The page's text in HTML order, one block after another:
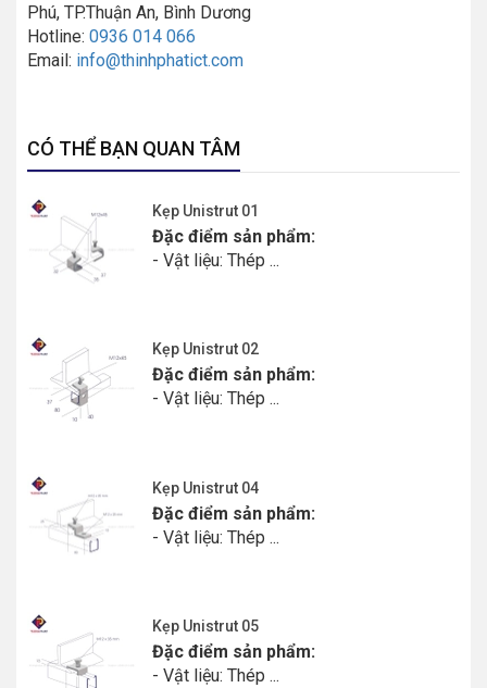
Phú, TP.Thuận An, Bình Dương
Hotline: 0936 014 066
Email: info@thinhphatict.com
CÓ THỂ BẠN QUAN TÂM
Kẹp Unistrut 01
Đặc điểm sản phẩm:
- Vật liệu: Thép ...
Kẹp Unistrut 02
Đặc điểm sản phẩm:
- Vật liệu: Thép ...
Kẹp Unistrut 04
Đặc điểm sản phẩm:
- Vật liệu: Thép ...
Kẹp Unistrut 05
Đặc điểm sản phẩm:
- Vật liệu: Thép ...